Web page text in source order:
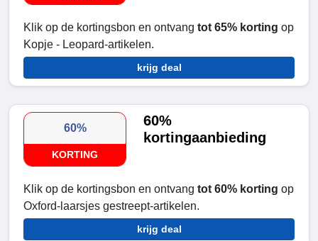
Klik op de kortingsbon en ontvang tot 65% korting op
Kopje - Leopard-artikelen.
krijg deal
60%
KORTING
60%
kortingaanbieding
Klik op de kortingsbon en ontvang tot 60% korting op
Oxford-laarsjes gestreept-artikelen.
krijg deal